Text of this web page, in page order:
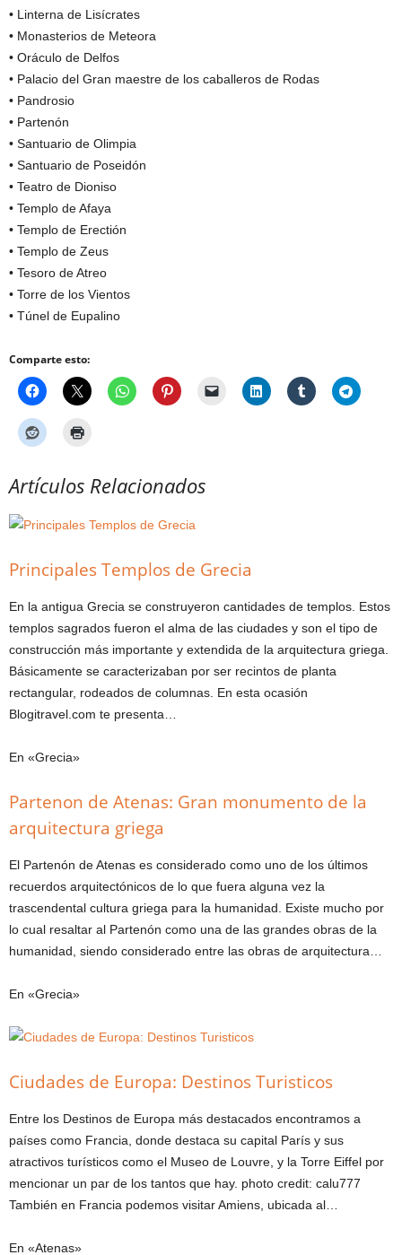
• Linterna de Lisícrates
• Monasterios de Meteora
• Oráculo de Delfos
• Palacio del Gran maestre de los caballeros de Rodas
• Pandrosio
• Partenón
• Santuario de Olimpia
• Santuario de Poseidón
• Teatro de Dioniso
• Templo de Afaya
• Templo de Erectión
• Templo de Zeus
• Tesoro de Atreo
• Torre de los Vientos
• Túnel de Eupalino
Comparte esto:
Artículos Relacionados
Principales Templos de Grecia
En la antigua Grecia se construyeron cantidades de templos. Estos
templos sagrados fueron el alma de las ciudades y son el tipo de
construcción más importante y extendida de la arquitectura griega.
Básicamente se caracterizaban por ser recintos de planta
rectangular, rodeados de columnas. En esta ocasión
Blogitravel.com te presenta…
En «Grecia»
Partenon de Atenas: Gran monumento de la
arquitectura griega
El Partenón de Atenas es considerado como uno de los últimos
recuerdos arquitectónicos de lo que fuera alguna vez la
trascendental cultura griega para la humanidad. Existe mucho por
lo cual resaltar al Partenón como una de las grandes obras de la
humanidad, siendo considerado entre las obras de arquitectura…
En «Grecia»
Ciudades de Europa: Destinos Turisticos
Entre los Destinos de Europa más destacados encontramos a
países como Francia, donde destaca su capital París y sus
atractivos turísticos como el Museo de Louvre, y la Torre Eiffel por
mencionar un par de los tantos que hay. photo credit: calu777
También en Francia podemos visitar Amiens, ubicada al…
En «Atenas»